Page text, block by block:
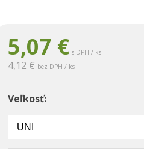
5,07 € s DPH / ks
4,12 € bez DPH / ks
Veľkosť: